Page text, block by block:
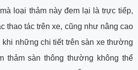
loại thảm này đem lại là trực tiếp,
thao tác trên xe, cũng như nâng cao
những chi tiết trên sàn xe thường
thảm sàn thông thường không thể